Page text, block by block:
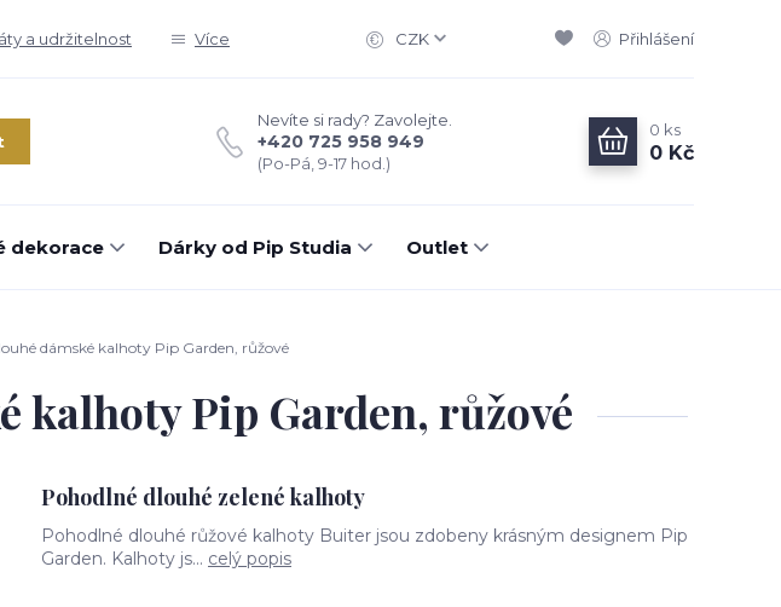
a udržitelnost Více CZK Přihlášení
Nevíte si rady? Zavolejte.
+420 725 958 949
(Po-Pá, 9-17 hod.)
0 ks
0 Kč
dekorace Dárky od Pip Studia Outlet
dámské kalhoty Pip Garden, růžové
kalhoty Pip Garden, růžové
Pohodlné dlouhé zelené kalhoty
Pohodlné dlouhé růžové kalhoty Buiter jsou zdobeny krásným designem Pip
Garden. Kalhoty js... celý popis